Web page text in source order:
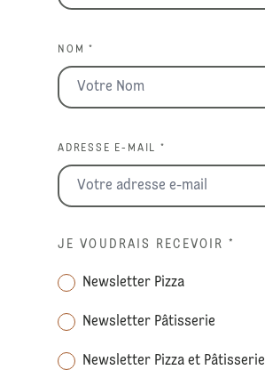
NOM *
ADRESSE E-MAIL *
JE VOUDRAIS RECEVOIR *
Newsletter Pizza
Newsletter Pâtisserie
Newsletter Pizza et Pâtisserie